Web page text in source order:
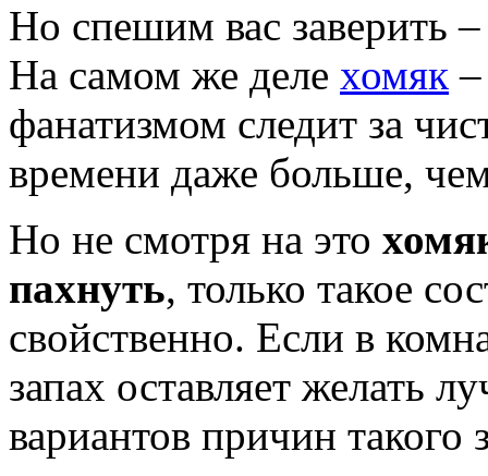
Но спешим вас заверить
На самом же деле хомяк
фанатизмом следит за
времени даже больше,
Но не смотря на это
пахнуть, только такое
свойственно. Если в
запах оставляет желать
вариантов причин такого